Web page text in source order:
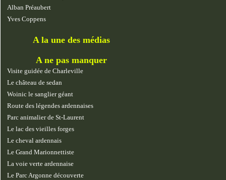
Alban Préaubert
Yves Coppens
A la une des médias
A ne pas manquer
Visite guidée de Charleville
Le château de sedan
Woinic le sanglier géant
Route des légendes ardennaises
Parc animalier de St-Laurent
Le lac des vieilles forges
Le cheval ardennais
Le Grand Marionnettiste
La voie verte ardennaise
Le Parc Argonne découverte